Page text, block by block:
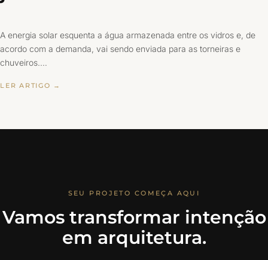
A energia solar esquenta a água armazenada entre os vidros e, de
acordo com a demanda, vai sendo enviada para as torneiras e
chuveiros.…
LER ARTIGO →
SEU PROJETO COMEÇA AQUI
Vamos transformar intenção
em arquitetura.